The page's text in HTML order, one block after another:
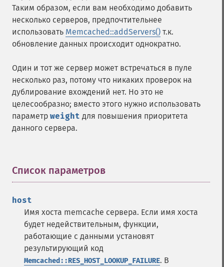
Таким образом, если вам необходимо добавить
несколько серверов, предпочтительнее
использовать Memcached::addServers() т.к.
обновление данных происходит однократно.
Один и тот же сервер может встречаться в пуле
несколько раз, потому что никаких проверок на
дублирование вхождений нет. Но это не
целесообразно; вместо этого нужно использовать
параметр weight для повышения приоритета
данного сервера.
Список параметров
host
Имя хоста memcache сервера. Если имя хоста
будет недействительным, функции,
работающие с данными установят
результирующий код
Memcached::RES_HOST_LOOKUP_FAILURE. В